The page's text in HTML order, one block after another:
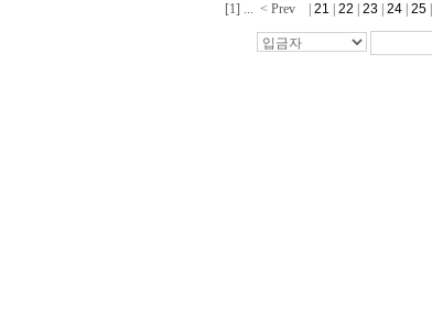
[1] ... < Prev 21 22 23 24 25